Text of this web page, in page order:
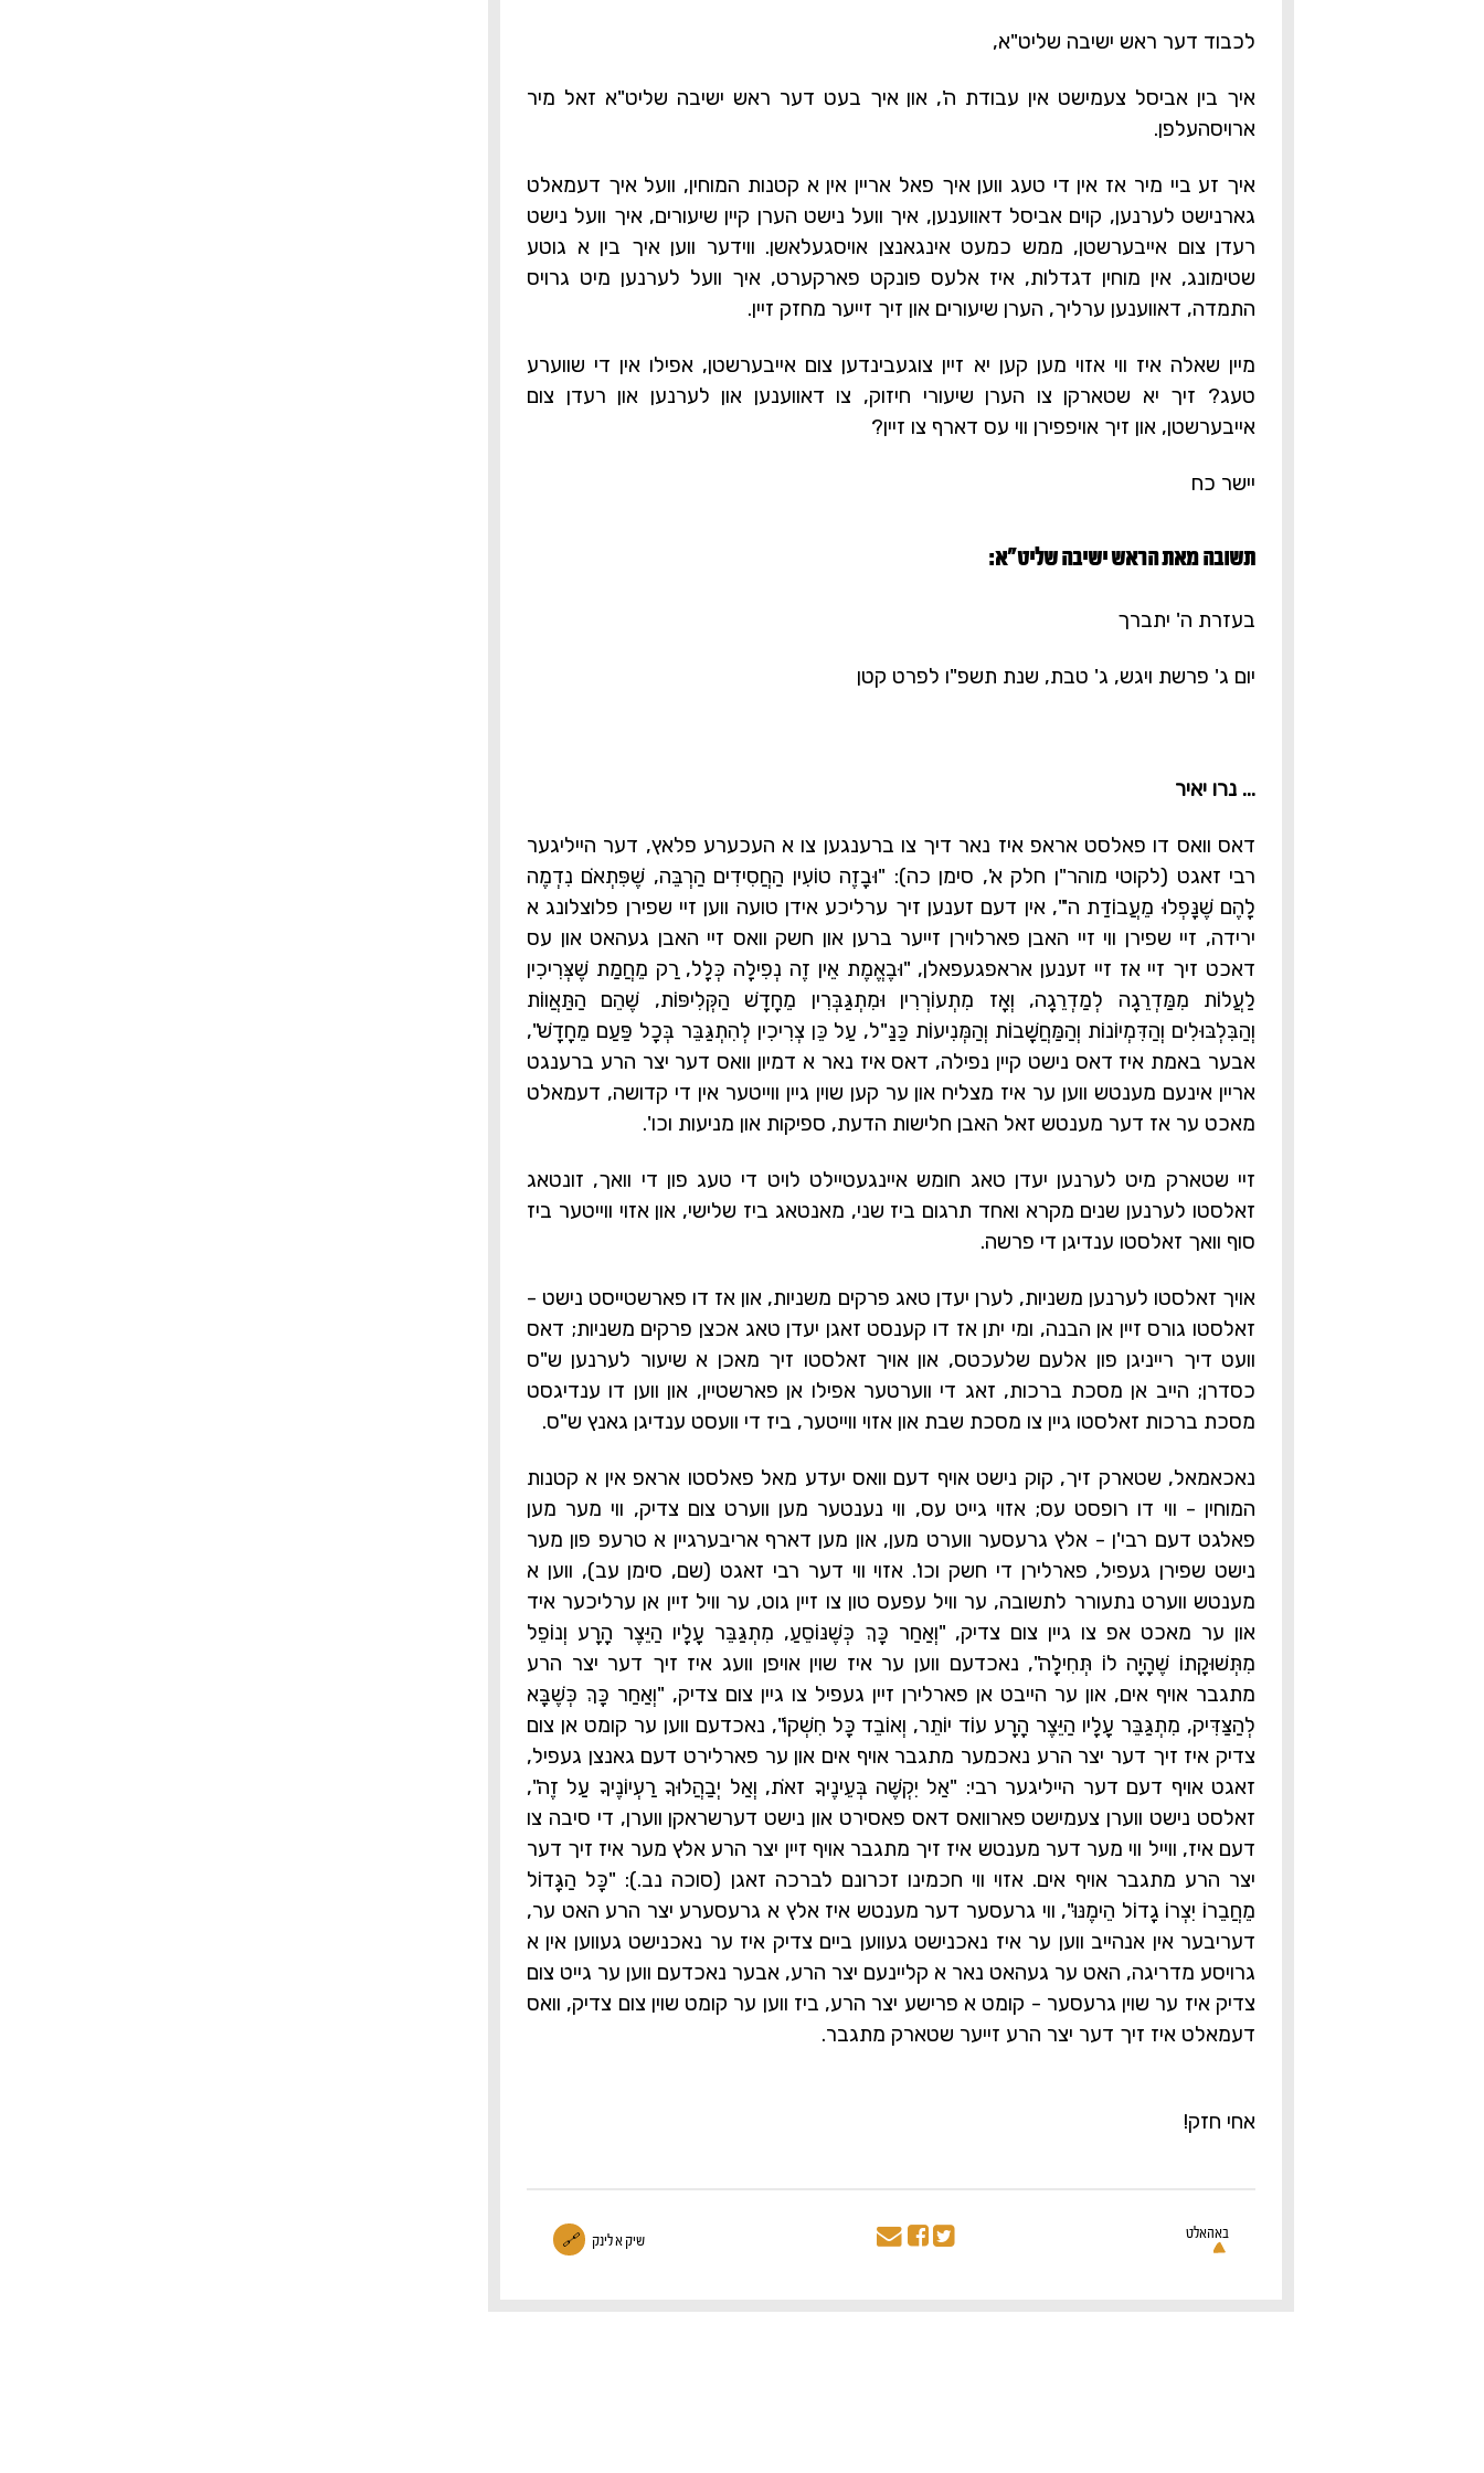
לכבוד דער ראש ישיבה שליט"א,
איך בין אביסל צעמישט אין עבודת ה', און איך בעט דער ראש ישיבה שליט"א זאל מיר
ארויסהעלפן.
איך זע ביי מיר אז אין די טעג ווען איך פאל אריין אין א קטנות המוחין, וועל איך דעמאלט
גארנישט לערנען, קוים אביסל דאווענען, איך וועל נישט הערן קיין שיעורים, איך וועל נישט
רעדן צום אייבערשטן, ממש כמעט אינגאנצן אויסגעלאשן. ווידער ווען איך בין א גוטע
שטימונג, אין מוחין דגדלות, איז אלעס פונקט פארקערט, איך וועל לערנען מיט גרויס
התמדה, דאווענען ערליך, הערן שיעורים און זיך זייער מחזק זיין.
מיין שאלה איז ווי אזוי מען קען יא זיין צוגעבינדען צום אייבערשטן, אפילו אין די שווערע
טעג? זיך יא שטארקן צו הערן שיעורי חיזוק, צו דאווענען און לערנען און רעדן צום
אייבערשטן, און זיך אויפפירן ווי עס דארף צו זיין?
יישר כח
תשובה מאת הראש ישיבה שליט"א:‎
בעזרת ה' יתברך
יום ג' פרשת ויגש, ג' טבת, שנת תשפ"ו לפרט קטן
... נרו יאיר
דאס וואס דו פאלסט אראפ איז נאר דיך צו ברענגען צו א העכערע פלאץ, דער הייליגער
רבי זאגט (לקוטי מוהר"ן חלק א', סימן כה): "וּבָזֶה טוֹעִין הַחֲסִידִים הַרְבֵּה, שֶׁפִּתְאֹם נִדְמֶה
לָהֶם שֶׁנָּפְלוּ מֵעֲבוֹדַת ה'", אין דעם זענען זיך ערליכע אידן טועה ווען זיי שפירן פלוצלונג א
ירידה, זיי שפירן ווי זיי האבן פארלוירן זייער ברען און חשק וואס זיי האבן געהאט און עס
דאכט זיך זיי אז זיי זענען אראפגעפאלן, "וּבֶאֱמֶת אֵין זֶה נְפִילָה כְּלָל, רַק מֵחֲמַת שֶׁצְּרִיכִין
לַעֲלוֹת מִמַּדְרֵגָה לְמַדְרֵגָה, וְאָז מִתְעוֹרְרִין וּמִתְגַּבְּרִין מֵחָדָשׁ הַקְּלִיפּוֹת, שֶׁהֵם הַתַּאֲווֹת
וְהַבִּלְבּוּלִים וְהַדִּמְיוֹנוֹת וְהַמַּחֲשָׁבוֹת וְהַמְּנִיעוֹת כַּנַּ"ל, עַל כֵּן צְרִיכִין לְהִתְגַּבֵּר בְּכָל פַּעַם מֵחָדָשׁ",
אבער באמת איז דאס נישט קיין נפילה, דאס איז נאר א דמיון וואס דער יצר הרע ברענגט
אריין אינעם מענטש ווען ער איז מצליח און ער קען שוין גיין ווייטער אין די קדושה, דעמאלט
מאכט ער אז דער מענטש זאל האבן חלישות הדעת, ספיקות און מניעות וכו'
.
זיי שטארק מיט לערנען יעדן טאג חומש איינגעטיילט לויט די טעג פון די וואך, זונטאג
זאלסטו לערנען שנים מקרא ואחד תרגום ביז שני, מאנטאג ביז שלישי, און אזוי ווייטער ביז
סוף וואך זאלסטו ענדיגן די פרשה.
אויך זאלסטו לערנען משניות, לערן יעדן טאג פרקים משניות, און אז דו פארשטייסט נישט -
זאלסטו גורס זיין אן הבנה, ומי יתן אז דו קענסט זאגן יעדן טאג אכצן פרקים משניות; דאס
וועט דיך רייניגן פון אלעם שלעכטס, און אויך זאלסטו זיך מאכן א שיעור לערנען ש"ס
כסדרן; הייב אן מסכת ברכות, זאג די ווערטער אפילו אן פארשטיין, און ווען דו ענדיגסט
מסכת ברכות זאלסטו גיין צו מסכת שבת און אזוי ווייטער, ביז די וועסט ענדיגן גאנץ ש"ס.
נאכאמאל, שטארק זיך, קוק נישט אויף דעם וואס יעדע מאל פאלסטו אראפ אין א קטנות
המוחין - ווי דו רופסט עס; אזוי גייט עס, ווי נענטער מען ווערט צום צדיק, ווי מער מען
פאלגט דעם רבי'ן - אלץ גרעסער ווערט מען, און מען דארף אריבערגיין א טרעפ פון מער
נישט שפירן געפיל, פארלירן די חשק וכו'. אזוי ווי דער רבי זאגט (שם, סימן עב), ווען א
מענטש ווערט נתעורר לתשובה, ער וויל עפעס טון צו זיין גוט, ער וויל זיין אן ערליכער איד
און ער מאכט אפ צו גיין צום צדיק, "וְאַחַר כָּךְ כְּשֶׁנּוֹסֵעַ, מִתְגַּבֵּר עָלָיו הַיֵּצֶר הָרָע וְנוֹפֵל
מִתְּשׁוּקָתוֹ שֶׁהָיָה לוֹ תְּחִילָה", נאכדעם ווען ער איז שוין אויפן וועג איז זיך דער יצר הרע
מתגבר אויף אים, און ער הייבט אן פארלירן זיין געפיל צו גיין צום צדיק, "וְאַחַר כָּךְ כְּשֶׁבָּא
לְהַצַּדִּיק, מִתְגַּבֵּר עָלָיו הַיֵּצֶר הָרָע עוֹד יוֹתֵר, וְאוֹבֵד כָּל חִשְׁקוֹ", נאכדעם ווען ער קומט אן צום
צדיק איז זיך דער יצר הרע נאכמער מתגבר אויף אים און ער פארלירט דעם גאנצן געפיל,
זאגט אויף דעם דער הייליגער רבי: "אַל יִקְשֶׁה בְּעֵינֶיךָ זאֹת, וְאַל יְבַהֲלוּךָ רַעְיוֹנֶיךָ עַל זֶה",
זאלסט נישט ווערן צעמישט פארוואס דאס פאסירט און נישט דערשראקן ווערן, די סיבה צו
דעם איז, ווייל ווי מער דער מענטש איז זיך מתגבר אויף זיין יצר הרע אלץ מער איז זיך דער
יצר הרע מתגבר אויף אים. אזוי ווי חכמינו זכרונם לברכה זאגן (סוכה נב.): "כָּל הַגָּדוֹל
מֵחֲבֵרוֹ יִצְרוֹ גָדוֹל הֵימֶנּוּ", ווי גרעסער דער מענטש איז אלץ א גרעסערע יצר הרע האט ער,
דעריבער אין אנהייב ווען ער איז נאכנישט געווען ביים צדיק איז ער נאכנישט געווען אין א
גרויסע מדריגה, האט ער געהאט נאר א קליינעם יצר הרע, אבער נאכדעם ווען ער גייט צום
צדיק איז ער שוין גרעסער - קומט א פרישע יצר הרע, ביז ווען ער קומט שוין צום צדיק, וואס
דעמאלט איז זיך דער יצר הרע זייער שטארק מתגבר.
אחי חזק!
באהאלט שיק א לינק 🔗